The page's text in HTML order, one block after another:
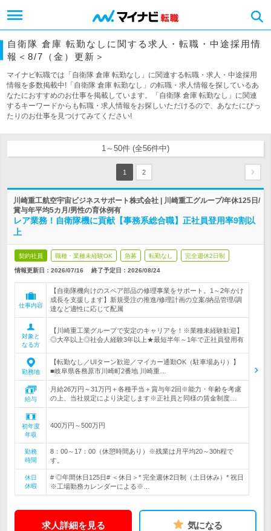
自衛隊 倉庫 転勤なしに関する求人・転職・中途採用情
報＜8/7（金）更新＞
マイナビ転職では「自衛隊 倉庫 転勤なし」に関連する転職・求人・中途採用
情報を多数掲載中!「自衛隊 倉庫 転勤なし」の転職・求人情報を探しているあ
なたにおすすめのお仕事を掲載しています。「自衛隊 倉庫 転勤なし」に関連
するキーワードからも転職・求人情報をお探しいただけるので、あなたにぴっ
たりのお仕事を見つけてみてください!
1～50件 (全56件中)
1 2
川崎重工航空宇宙ビジネスサポート株式会社 | 川崎重工グループ/年休125日/
賞与年平均5カ月/男性の育休例有
レア業務！自衛隊機に貢献【事務系総合職】正社員登用率9割以
上
契約社員 職種・業種未経験OK 急募 転勤なし 完全週休2日制
情報更新日：2026/07/16 終了予定日： 2026/08/24
仕事内容
【自衛隊機向けのスペア部品の修理事業をサポート。1～2年かけ
成長を支援します】新規受注の推進/修理計画の立案/納品管理/調
達など適性に応じて配属
対象と
なる方
【川崎重工業グループで安定のキャリアを！※業種未経験歓迎】
◎大卒以上◎社会人経験3年以上★最短半年～1年で正社員登用有
勤務地
【転勤なし／UIターン歓迎／マイカー通勤OK（駐車場あり）】
■岐阜県各務原市川崎町2番地 川崎重…
給与
月給26万円～31万円＋各種手当＋賞与年2回※能力・年齢を考慮
の上、当社規定により決定します※正社員と同様の賃金制度…
初年度
年収
400万円～500万円
勤務
時間
8：00～17：00（休憩時間あり）※残業は月平均20～30h程で
す。
休日
休暇
# ◎年間休日125日# ＜休日＞* 完全週休2日制（土日休み）* 祝日
※工場勤務カレンダーによる※…
求人詳細を見る 気になる